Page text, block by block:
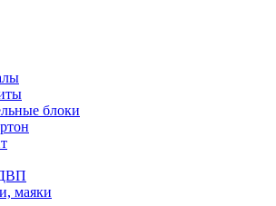
блоки
маяки